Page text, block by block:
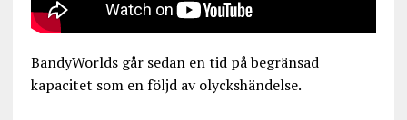
BandyWorlds går sedan en tid på begränsad
kapacitet som en följd av olyckshändelse.